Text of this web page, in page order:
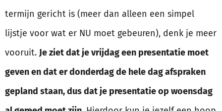
termijn gericht is (meer dan alleen een simpel
lijstje voor wat er NU moet gebeuren), denk je meer
vooruit. Je ziet dat je vrijdag een presentatie moet
geven en dat er donderdag de hele dag afspraken
gepland staan, dus dat je presentatie op woensdag